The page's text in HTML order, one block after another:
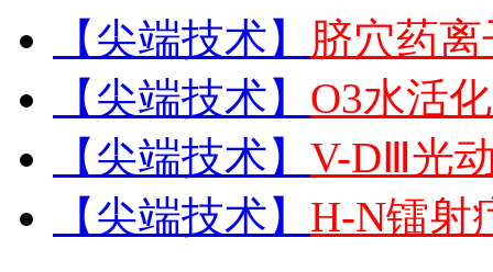
【尖端技术】 脐穴药
【尖端技术】 O3水活
【尖端技术】 V-DⅢ光
【尖端技术】 H-N镭射